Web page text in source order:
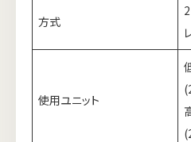
方式
使用ユニット